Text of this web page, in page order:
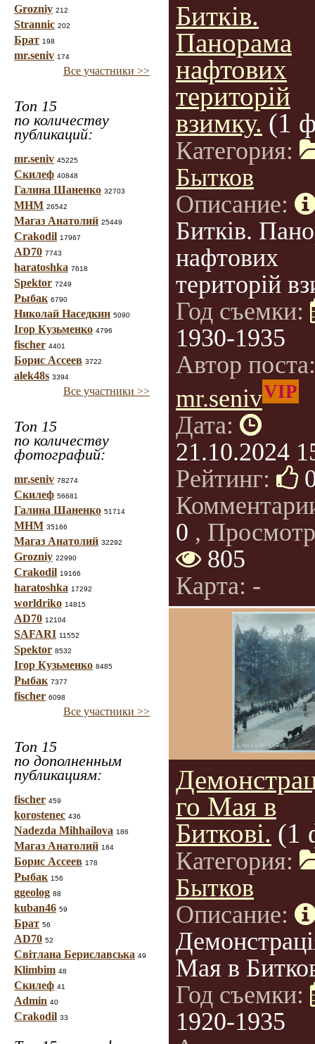
Grozniy 212
Strannic 202
Брат 198
mr.seniv 174
Все участники >>
Топ 15
по количеству
публикаций:
mr.seniv 45225
Скилеф 40848
Галина Шаненко 32703
МНМ 26542
Магаз Анатолий 25449
Crakodil 17967
AD70 7743
haratoshka 7618
Spektor 7249
Рыбак 6790
Николай Наседкин 5090
Ігор Кузьменко 4796
fischer 4401
Борис Ассеев 3722
alek48s 3394
Все участники >>
Топ 15
по количеству
фотографий:
mr.seniv 78274
Скилеф 56681
Галина Шаненко 51714
МНМ 35166
Магаз Анатолий 32292
Grozniy 22990
Crakodil 19166
haratoshka 17292
worldriko 14815
AD70 12104
SAFARI 11552
Spektor 8532
Ігор Кузьменко 8485
Рыбак 7377
fischer 6098
Все участники >>
Топ 15
по дополненным
публикациям:
fischer 459
korostenec 436
Nadezda Mihhailova 186
Магаз Анатолий 184
Борис Ассеев 178
Рыбак 156
ggeolog 88
kuban46 59
Брат 56
AD70 52
Світлана Бериславська 49
Klimbim 48
Скилеф 41
Admin 40
Crakodil 33
Битків.
Панорама
нафтових
територій
взимку. (1
Категория:
Бытков
Описание:
Битків.
нафтових
територій
Год съемки:
1930-1935
Автор
mr.senivVIP
Дата:
21.10.2024
Рейтинг:
0 ,
805
Карта: -
го Мая в
Биткові. (1
Категория:
Бытков
Описание:
Мая в
Год съемки:
1920-1935